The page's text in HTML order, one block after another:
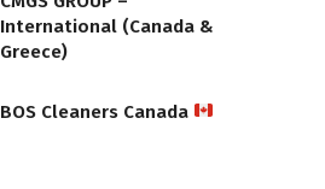
International (Canada &
Greece)
BOS Cleaners Canada